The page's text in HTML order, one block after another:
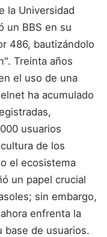
la Universidad
un BBS en su
486, bautizándolo
Treinta años
el uso de una
ha acumulado
usuarios
de los
el ecosistema
un papel crucial
sin embargo,
enfrenta la
base de usuarios.